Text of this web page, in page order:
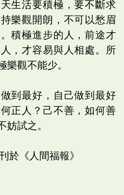
生活要積極，要不斷求
樂觀開朗，不可以愁眉
積極進步的人，前途才
，才容易與人相處。所
樂觀不能少。
到最好，自己做到最好
正人？己不善，如何善
妨試之。
於《人間福報》